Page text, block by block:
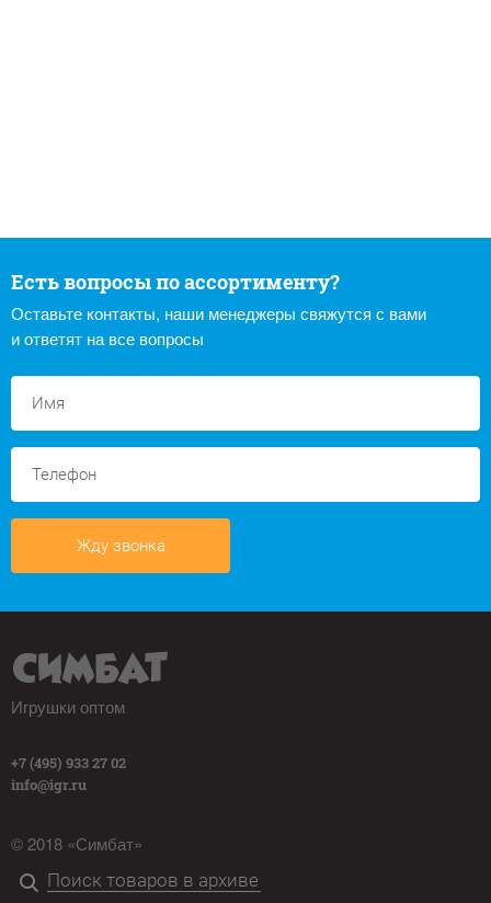
Есть вопросы по ассортименту?
Оставьте контакты, наши менеджеры свяжутся с вами
и ответят на все вопросы
Жду звонка
Игрушки оптом
+7 (495) 933 27 02
info@igr.ru
© 2018 «Симбат»